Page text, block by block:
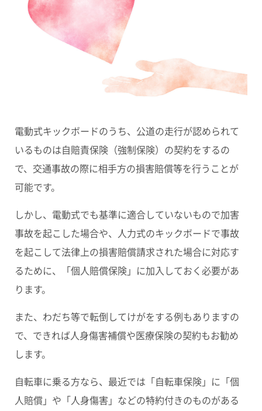
電動式キックボードのうち、公道の走行が認められて
いるものは自賠責保険（強制保険）の契約をするの
で、交通事故の際に相手方の損害賠償等を行うことが
可能です。
しかし、電動式でも基準に適合していないもので加害
事故を起こした場合や、人力式のキックボードで事故
を起こして法律上の損害賠償請求された場合に対応す
るために、
「個人賠償保険」 に加入しておく必要があ
ります。
また、わだち等で転倒してけがをする例もありますの
で、できれば人身傷害補償や医療保険の契約もお勧め
します。
自転車に乗る方なら、最近では「自転車保険」に「個
人賠償」や「人身傷害」などの特約付きのものがある